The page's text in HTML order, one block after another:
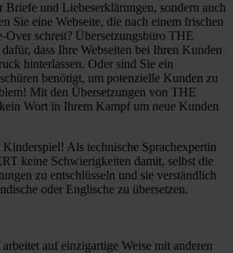
Briefe und Liebeserklärungen, sondern auch
Sie eine Webseite, die nach einem frischen
Over schreit? Übersetzungsbüro THE
dass Ihre Webseiten bei Ihren Kunden
hinterlassen. Oder sind Sie ein
benötigt, um potenzielle Kunden zu
Mit den Übersetzungen von THE
Wort in Ihrem Kampf um neue Kunden
Als technische Sprachexpertin
keine Schwierigkeiten damit, selbst die
zu entschlüsseln und sie verständlich
oder Englische zu übersetzen.
auf einzigartige Weise mit anderen